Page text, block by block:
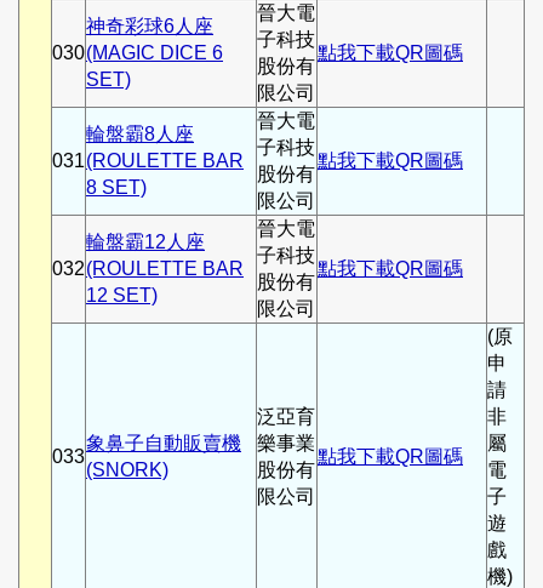
030
神奇彩球6人座
(MAGIC DICE 6
SET)
晉大電
子科技
股份有
限公司
點我下載QR圖碼
031
輪盤霸8人座
(ROULETTE BAR
8 SET)
晉大電
子科技
股份有
限公司
點我下載QR圖碼
032
輪盤霸12人座
(ROULETTE BAR
12 SET)
晉大電
子科技
股份有
限公司
點我下載QR圖碼
033
象鼻子自動販賣機
(SNORK)
泛亞育
樂事業
股份有
限公司
點我下載QR圖碼
(原
申
請
非
屬
電
子
遊
戲
機)